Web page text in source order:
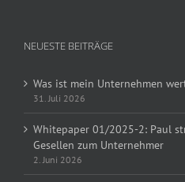
NEUESTE BEITRÄGE
Was ist mein Unternehmen
31. Juli 2026
Whitepaper 01/2025-2: Paul
Gesellen zum Unternehmer
2. Juni 2026